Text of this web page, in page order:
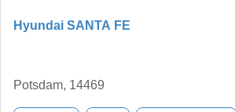
Hyundai SANTA FE
Potsdam, 14469